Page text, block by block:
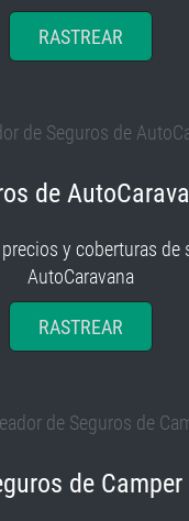
RASTREAR
de
y coberturas de
AutoCaravana
RASTREAR
de Camper